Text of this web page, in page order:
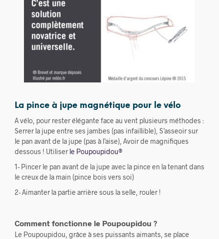
La pince à jupe magnétique pour le vélo
A vélo, pour rester élégante face au vent plusieurs méthodes :
Serrer la jupe entre ses jambes (pas infaillible), S’asseoir sur
le pan avant de la jupe (pas à l’aise), Avoir de magnifiques
dessous ! Utiliser le Poupoupidou®
1- Pincer le pan avant de la jupe avec la pince en la tenant dans
le creux de la main (pince bois vers soi)
2- Aimanter la partie arrière sous la selle, rouler !
Comment fonctionne le Poupoupidou ?
Le Poupoupidou, grâce à ses puissants aimants, se place